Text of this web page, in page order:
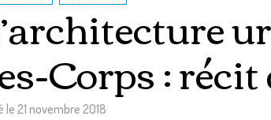
Corps : récit
le21 novembre 2018